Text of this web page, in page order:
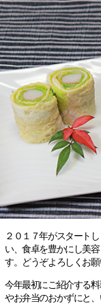
２０１７年がスタート
い、食卓を豊かにし美
す。どうぞよろしくお願
今年最初にご紹介する
やお弁当のおかずにと